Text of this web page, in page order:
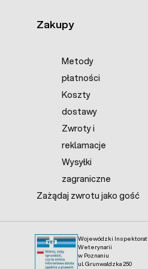
Zakupy
Metody
płatności
Koszty
dostawy
Zwroty i
reklamacje
Wysyłki
zagraniczne
Zażądaj zwrotu jako gość
Wojewódzki Inspektorat
Weterynarii
w Poznaniu
ul. Grunwaldzka 250